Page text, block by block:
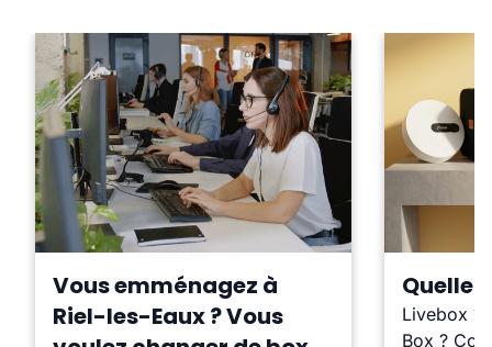
Vous emménagez à
Riel-les-Eaux ? Vous
Quelle
Livebox ?
Box ?